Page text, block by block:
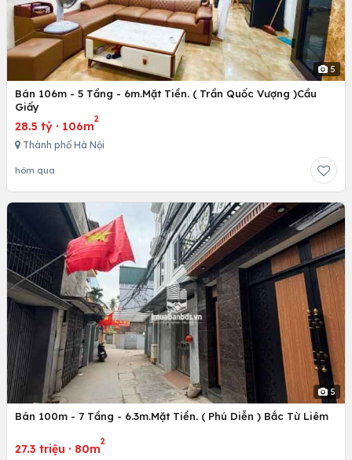
5
Bán 106m - 5 Tầng - 6m.Mặt Tiền. ( Trần Quốc Vượng )Cầu
Giấy
28.5 tỷ · 106m
2
Thành phố Hà Nội
hôm qua
5
Bán 100m - 7 Tầng - 6.3m.Mặt Tiền. ( Phú Diễn ) Bắc Từ Liêm
27.3 triệu · 80m
2